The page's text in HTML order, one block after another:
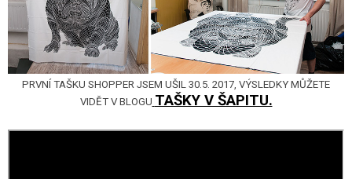
PRVNÍ TAŠKU SHOPPER JSEM UŠIL 30.5. 2017, VÝSLEDKY MŮŽETE
VIDĚT V BLOGU TAŠKY V ŠAPITU.